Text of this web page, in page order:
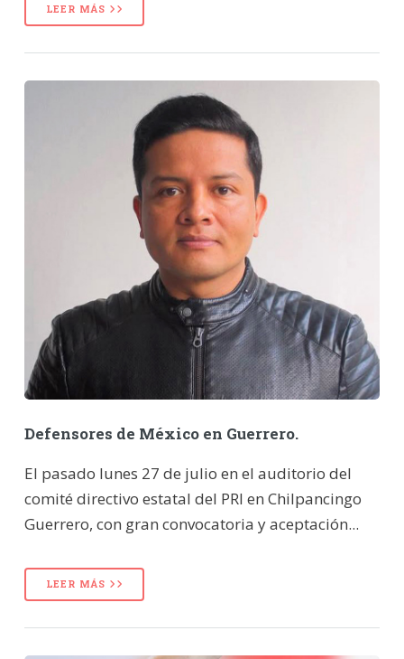
LEER MÁS
Defensores de México en Guerrero.
El pasado lunes 27 de julio en el auditorio del
comité directivo estatal del PRI en Chilpancingo
Guerrero, con gran convocatoria y aceptación...
LEER MÁS